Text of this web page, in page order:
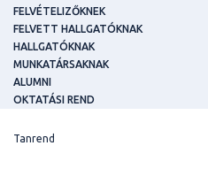
FELVÉTELIZŐKNEK
FELVETT HALLGATÓKNAK
HALLGATÓKNAK
MUNKATÁRSAKNAK
ALUMNI
OKTATÁSI REND
Tanrend